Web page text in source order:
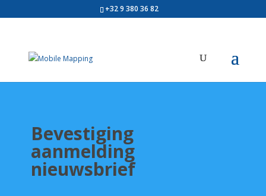
+32 9 380 36 82
Bevestiging
aanmelding
nieuwsbrief